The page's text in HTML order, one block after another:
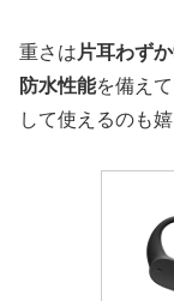
重さは 片耳わず
防水性能を備え
して使えるのも